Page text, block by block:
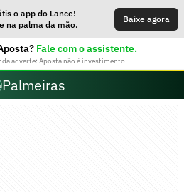
o app do Lance!
na palma da mão.
Baixe agora
Fale com o assistente.
adverte: Aposta não é investimento
Palmeiras